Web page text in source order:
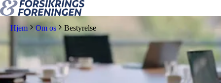
Hjem Om os Bestyrelse